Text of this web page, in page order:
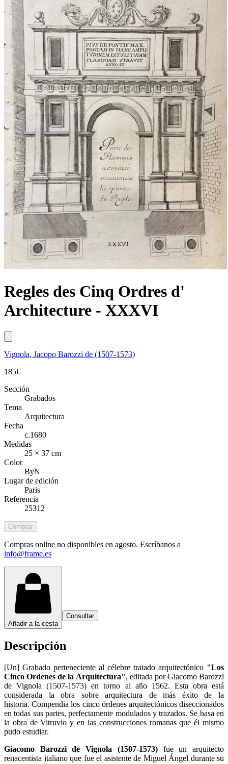
Regles des Cinq Ordres d'
Architecture - XXXVI
Vignola, Jacopo Barozzi de (1507-1573)
185€
Sección
Grabados
Tema
Arquitectura
Fecha
c.1680
Medidas
25 × 37 cm
Color
ByN
Lugar de edición
Paris
Referencia
25312
Comprar
Compras online no disponibles en agosto. Escríbanos a
info@frame.es
Añadir a la cesta
Consultar
Descripción
[Un] Grabado perteneciente al célebre tratado arquitectónico "Los
Cinco Ordenes de la Arquitectura", editada por Giacomo Barozzi
de Vignola (1507-1573) en torno al año 1562. Esta obra está
considerada la obra sobre arquitectura de más éxito de la
historia. Compendia los cinco órdenes arquitectónicos diseccionados
en todas sus partes, perfectamente modulados y trazados. Se basa en
la obra de Vitruvio y en las construcciones romanas que él mismo
pudo estudiar.
Giacomo Barozzi de Vignola (1507-1573)fue un arquitecto
renacentista italiano que fue el asistente de Miguel Ángel durante su